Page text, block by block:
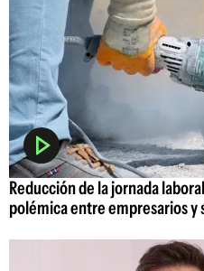
Reducción de la jornada
polémica entre empresarios y